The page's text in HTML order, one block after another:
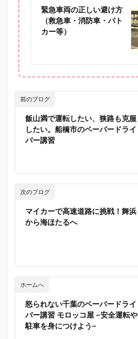
緊急車両の正しい避け方
（救急車・消防車・パト
カー等）
前のブログ
飯山満で運転したい、狭路も克服
したい。船橋市のペーパードライ
バー講習
次のブログ
マイカーで高速道路に挑戦！舞浜
から海ほたるへ
ホームへ
怒られない千葉のペーパードライ
バー講習 モロッコ屋 ~安全運転や
駐車を身につけよう~